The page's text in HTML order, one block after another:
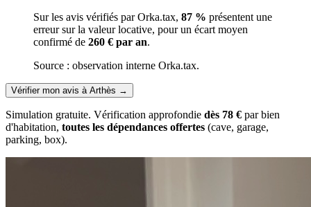
Sur les avis vérifiés par Orka.tax, 87 % présentent une
erreur sur la valeur locative, pour un écart moyen
confirmé de 260 € par an.
Source : observation interne Orka.tax.
Vérifier mon avis à Arthès →
Simulation gratuite. Vérification approfondie dès 78 € par bien
d'habitation, toutes les dépendances offertes (cave, garage,
parking, box).